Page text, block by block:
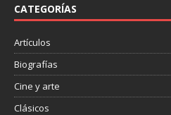
o
k
r
t
i
CATEGORÍAS
Artículos
Biografías
Cine y arte
Clásicos